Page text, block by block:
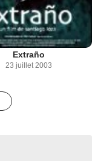
Extraño
23 juillet 2003